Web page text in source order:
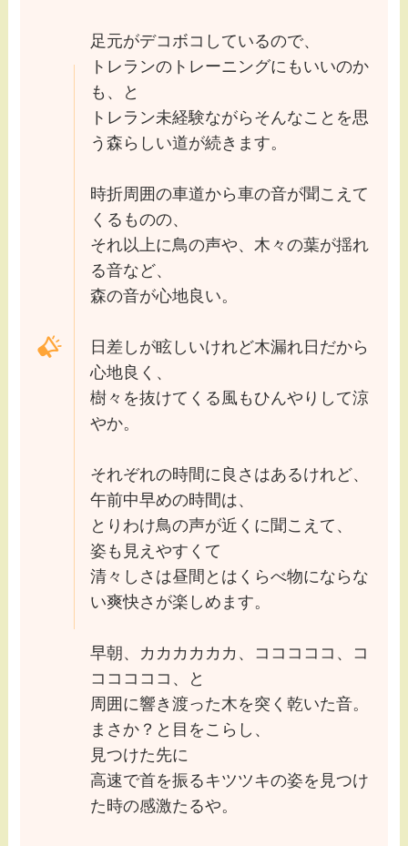
足元がデコボコしているので、
トレランのトレーニングにもいいのか
も、と
トレラン未経験ながらそんなことを思
う森らしい道が続きます。
時折周囲の車道から車の音が聞こえて
くるものの、
それ以上に鳥の声や、木々の葉が揺れ
る音など、
森の音が心地良い。
日差しが眩しいけれど木漏れ日だから
心地良く、
樹々を抜けてくる風もひんやりして涼
やか。
それぞれの時間に良さはあるけれど、
午前中早めの時間は、
とりわけ鳥の声が近くに聞こえて、
姿も見えやすくて
清々しさは昼間とはくらべ物にならな
い爽快さが楽しめます。
早朝、カカカカカカ、コココココ、コ
コココココ、と
周囲に響き渡った木を突く乾いた音。
まさか？と目をこらし、
見つけた先に
高速で首を振るキツツキの姿を見つけ
た時の感激たるや。